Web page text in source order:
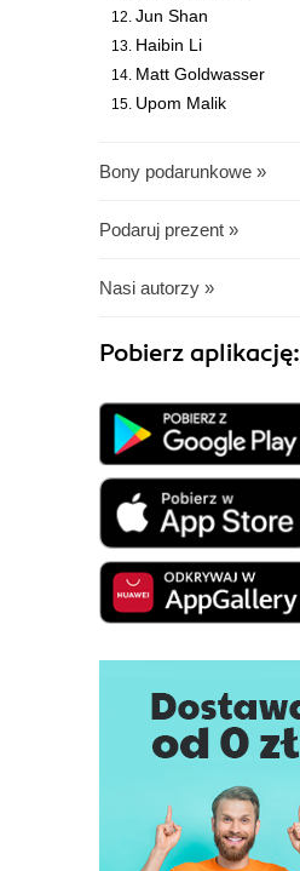
Jun Shan
Haibin Li
Matt Goldwasser
Upom Malik
Bony podarunkowe »
Podaruj prezent »
Nasi autorzy »
Pobierz aplikację: